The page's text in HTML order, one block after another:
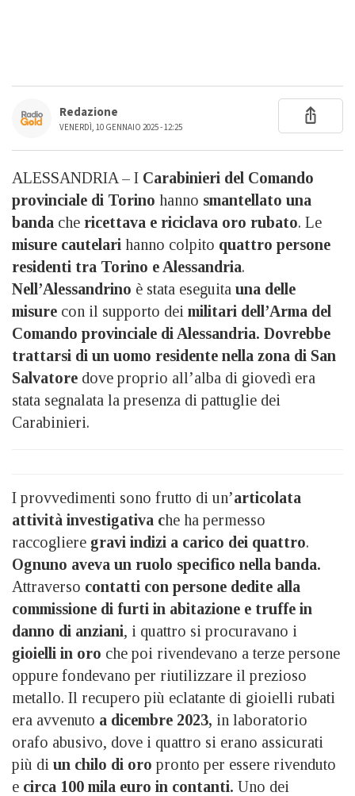
Redazione
VENERDÌ, 10 GENNAIO 2025 - 12:25
ALESSANDRIA – I Carabinieri del Comando
provinciale di Torino hanno smantellato una
banda che ricettava e riciclava oro rubato. Le
misure cautelari hanno colpito quattro persone
residenti tra Torino e Alessandria.
Nell’Alessandrino è stata eseguita una delle
misure con il supporto dei militari dell’Arma del
Comando provinciale di Alessandria. Dovrebbe
trattarsi di un uomo residente nella zona di San
Salvatore dove proprio all’alba di giovedì era
stata segnalata la presenza di pattuglie dei
Carabinieri.
I provvedimenti sono frutto di un’articolata
attività investigativa che ha permesso
raccogliere gravi indizi a carico dei quattro.
Ognuno aveva un ruolo specifico nella banda.
Attraverso contatti con persone dedite alla
commissione di furti in abitazione e truffe in
danno di anziani, i quattro si procuravano i
gioielli in oro che poi rivendevano a terze persone
oppure fondevano per riutilizzare il prezioso
metallo. Il recupero più eclatante di gioielli rubati
era avvenuto a dicembre 2023, in laboratorio
orafo abusivo, dove i quattro si erano assicurati
più di un chilo di oro pronto per essere rivenduto
e circa 100 mila euro in contanti. Uno dei